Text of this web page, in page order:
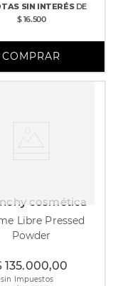
SIN INTERÉSDE
$ 16.500
25 gr
cosmética
Libre Pressed
Powder
135.000,00
sin Impuestos